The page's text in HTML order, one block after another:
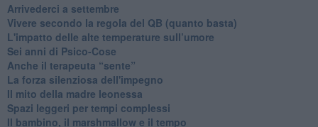
​Arrivederci a settembre
​Vivere secondo la regola del QB (quanto basta)
​L'impatto delle alte temperature sull’umore
Sei anni di Psico-Cose
​Anche il terapeuta “sente”
​La forza silenziosa dell'impegno
​Il mito della madre leonessa
Spazi leggeri per tempi complessi
Il bambino, il marshmallow e il tempo